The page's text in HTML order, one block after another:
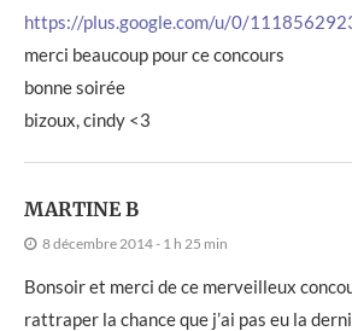
https://plus.google.com/u/0/
merci beaucoup pour ce concours
bonne soirée
bizoux, cindy <3
MARTINE B
8 décembre 2014 - 1 h 25 min
Bonsoir et merci de ce merveilleux
rattraper la chance que j’ai pas eu la